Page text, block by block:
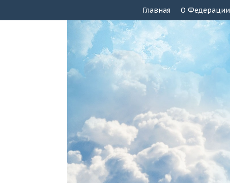
Главная О Федерации